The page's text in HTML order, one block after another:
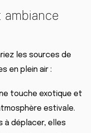
ambiance
les sources de
en plein air :
touche exotique et
estivale.
à déplacer, elles